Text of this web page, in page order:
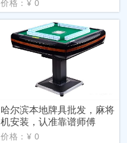
价格：¥ 0
哈尔滨本地牌具批发，麻将
机安装，认准靠谱师傅
价格：¥ 0